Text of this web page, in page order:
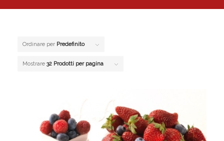
Ordinare per Predefinito
Mostrare 32 Prodotti per pagina